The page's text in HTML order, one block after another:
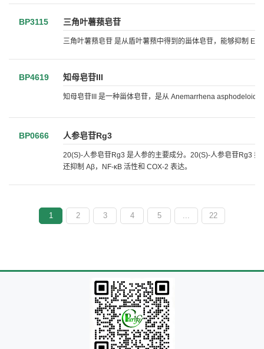
BP3115 三角叶薯蓣皂苷
三角叶薯蓣皂苷 是从盾叶薯蓣中得到的甾体皂苷，能够抑制
BP4619 知母皂苷III
知母皂苷III 是一种甾体皂苷，是从 Anemarrhena
BP0666 人参皂苷Rg3
20(S)-人参皂苷Rg3 是人参的主要成分。20(S)-人参皂苷Rg3
还抑制 Aβ，NF-κB 活性和 COX-2 表达。
1 2 3 4 5 ... 22